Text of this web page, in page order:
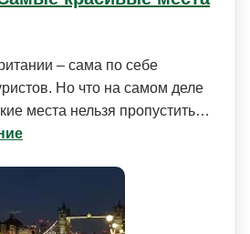
– сама по себе
Но что на самом деле
места нельзя пропустить…